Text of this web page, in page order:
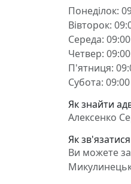
Понеділок:
Вівторок:
Середа:
Четвер:
П'ятниця:
Субота:
Як знайти
Алексенко
Як
Ви можете